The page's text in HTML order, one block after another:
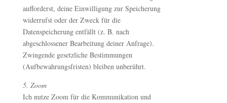
aufforderst, deine Einwilligung zur Speicherung
widerrufst oder der Zweck für die
Datenspeicherung entfällt (z. B. nach
abgeschlossener Bearbeitung deiner Anfrage).
Zwingende gesetzliche Bestimmungen
(Aufbewahrungsfristen) bleiben unberührt.
5. Zoom
Ich nutze Zoom für die Kommunikation und